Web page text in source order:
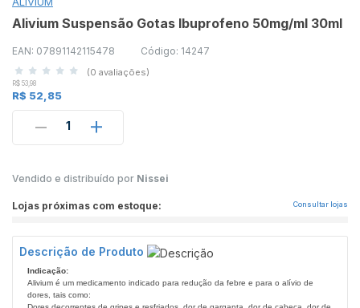
Alivium Suspensão Gotas Ibuprofeno 50mg/ml 30ml
EAN: 07891142115478 Código: 14247
(0 avaliações)
R$ 53,98
R$ 52,85
1
Vendido e distribuído por Nissei
Lojas próximas com estoque: Consultar lojas
Descrição de Produto
Indicação:
Alivium é um medicamento indicado para redução da febre e para o alívio de
dores, tais como: